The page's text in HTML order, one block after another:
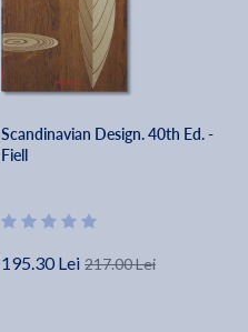
Scandinavian Design. 40th Ed. -
Fiell
195.30 Lei 217.00 Lei